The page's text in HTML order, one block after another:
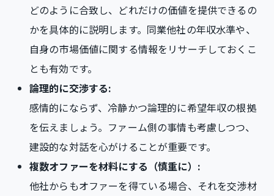
どのように合致し、どれだけの価値を提供できるの
かを具体的に説明します。同業他社の年収水準や、
自身の市場価値に関する情報をリサーチしておくこ
とも有効です。
論理的に交渉する:
感情的にならず、冷静かつ論理的に希望年収の根拠
を伝えましょう。ファーム側の事情も考慮しつつ、
建設的な対話を心がけることが重要です。
複数オファーを材料にする（慎重に）:
他社からもオファーを得ている場合、それを交渉材